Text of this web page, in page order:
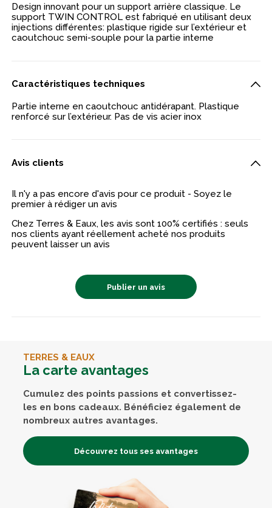
Design innovant pour un support arrière classique. Le
support TWIN CONTROL est fabriqué en utilisant deux
injections différentes: plastique rigide sur l’extérieur et
caoutchouc semi-souple pour la partie interne
Caractéristiques techniques
Partie interne en caoutchouc antidérapant. Plastique
renforcé sur l’extérieur. Pas de vis acier inox
Avis clients
Il n'y a pas encore d'avis pour ce produit - Soyez le
premier à rédiger un avis
Chez Terres & Eaux, les avis sont 100% certifiés : seuls
nos clients ayant réellement acheté nos produits
peuvent laisser un avis
Publier un avis
TERRES & EAUX
La carte avantages
Cumulez des points passions et convertissez-
les en bons cadeaux. Bénéficiez également de
nombreux autres avantages.
Découvrez tous ses avantages